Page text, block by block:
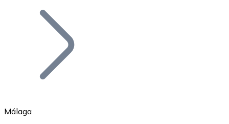
Bitcoin
Málaga